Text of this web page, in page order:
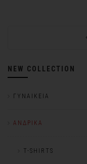
NEW COLLECTION
ΓΥΝΑΙΚΕΊΑ
ΑΝΔΡΙΚΆ
T-SHIRTS